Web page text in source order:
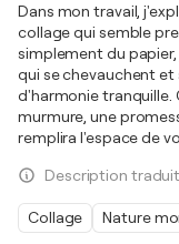
Dans mon travail,
collage qui semble
simplement du
qui se chevauchent
d'harmonie tranquille.
murmure, une
remplira l'espace de
Description
Collage Nature